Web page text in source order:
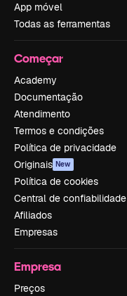
App móvel
Todas as ferramentas
Começar
Academy
Documentação
Atendimento
Termos e condições
Política de privacidade
Originais New
Política de cookies
Central de confiabilidade
Afiliados
Empresas
Empresa
Preços